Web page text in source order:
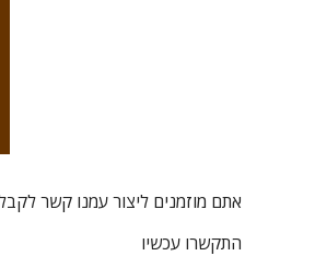
אתם מוזמנים ליצור עמנו קשר
התקשרו עכשיו